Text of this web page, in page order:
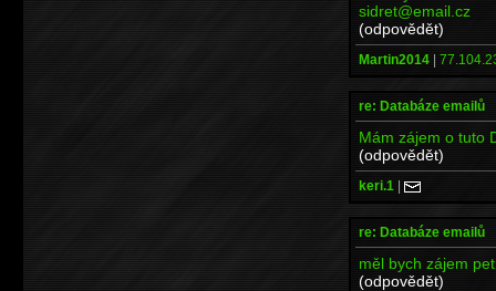
sidret@email.cz
(odpovědět)
Martin2014 |
re: Databáze emailů
Mám zájem o tuto
(odpovědět)
keri.1 |
re: Databáze emailů
měl bych zájem
(odpovědět)